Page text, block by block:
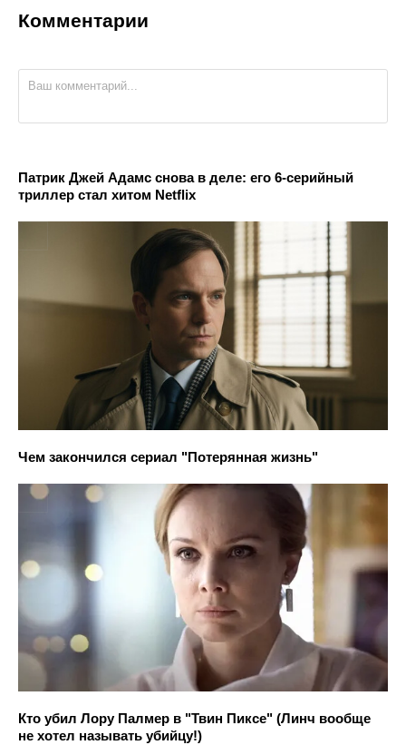
Комментарии
Патрик Джей Адамс снова в деле: его 6-серийный
триллер стал хитом Netflix
Чем закончился сериал "Потерянная жизнь"
Кто убил Лору Палмер в "Твин Пиксе" (Линч вообще
не хотел называть убийцу!)